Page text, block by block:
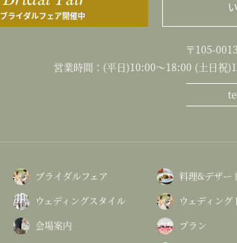
ブライダルフェア開催中
〒105-
営業時間：(平日)10:00～18:00 (土日祝
ブライダルフェア
ウェディングスタイル
会場案内
料理&デザー
ウェディング
プラン